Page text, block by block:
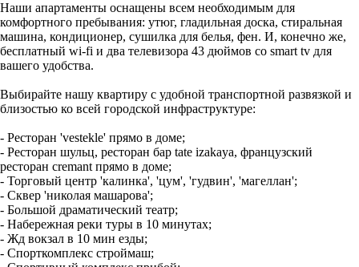
Наши апартаменты оснащены всем необходимым для
комфортного пребывания: утюг, гладильная доска, стиральная
машина, кондиционер, сушилка для белья, фен. И, конечно же,
бесплатный wi-fi и два телевизора 43 дюймов со smart tv для
вашего удобства.
Выбирайте нашу квартиру с удобной транспортной развязкой и
близостью ко всей городской инфраструктуре:
- Ресторан 'vestekle' прямо в доме;
- Ресторан шульц, ресторан бар tate izakaya, французский
ресторан cremant прямо в доме;
- Торговый центр 'калинка', 'цум', 'гудвин', 'магеллан';
- Сквер 'николая машарова';
- Большой драматический театр;
- Набережная реки туры в 10 минутах;
- Жд вокзал в 10 мин езды;
- Спорткомплекс строймаш;